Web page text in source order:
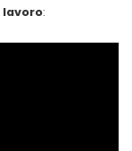
lavoro: